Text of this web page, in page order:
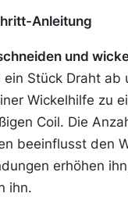
Anleitung
und
ein Stück Draht ab
Wickelhilfe zu
Coil. Die
beeinflusst den
erhöhen
ihn.